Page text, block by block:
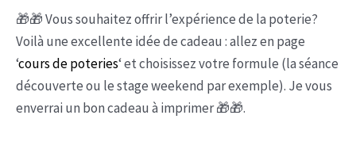
🎁🎁 Vous souhaitez offrir l’expérience de la poterie?
Voilà une excellente idée de cadeau : allez en page
‘cours de poteries‘ et choisissez votre formule (la séance
découverte ou le stage weekend par exemple). Je vous
enverrai un bon cadeau à imprimer 🎁🎁.